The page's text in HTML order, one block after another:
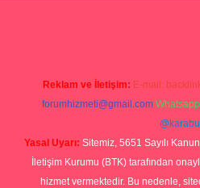
Reklam ve İletişim: E-mail:
forumhizmeti@gmail.com
@karabul
Yasal Uyarı: Sitemiz, 5651 Sayılı
İletişim Kurumu (BTK) tarafından
hizmet vermektedir. Bu nedenle,